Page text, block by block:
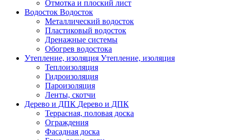
Отмотка и плоский лист
Водосток Водосток
Металлический водосток
Пластиковый водосток
Дренажные системы
Обогрев водостока
Утепление, изоляция Утепление, изоляция
Теплоизоляция
Гидроизоляция
Пароизоляция
Ленты, скотчи
Дерево и ДПК Дерево и ДПК
Террасная, половая доска
Ограждения
Фасадная доска